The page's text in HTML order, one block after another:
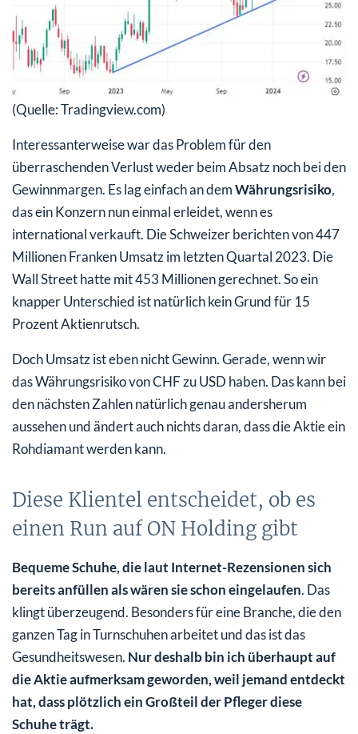
(Quelle: Tradingview.com)
Interessanterweise war das Problem für den
überraschenden Verlust weder beim Absatz noch bei den
Gewinnmargen. Es lag einfach an demWährungsrisiko,
das ein Konzern nun einmal erleidet, wenn es
international verkauft. Die Schweizer berichten von 447
Millionen Franken Umsatz im letzten Quartal 2023. Die
Wall Street hatte mit 453 Millionen gerechnet. So ein
knapper Unterschied ist natürlich kein Grund für 15
Prozent Aktienrutsch.
Doch Umsatz ist eben nicht Gewinn. Gerade, wenn wir
das Währungsrisiko von CHF zu USD haben. Das kann bei
den nächsten Zahlen natürlich genau andersherum
aussehen und ändert auch nichts daran, dass die Aktie ein
Rohdiamant werden kann.
Diese Klientel entscheidet, ob es
einen Run auf ON Holding gibt
Bequeme Schuhe, die laut Internet-Rezensionen sich
bereits anfüllen als wären sie schon eingelaufen. Das
klingt überzeugend. Besonders für eine Branche, die den
ganzen Tag in Turnschuhen arbeitet und das ist das
Gesundheitswesen. Nur deshalb bin ich überhaupt auf
die Aktie aufmerksam geworden, weil jemand entdeckt
hat, dass plötzlich ein Großteil der Pfleger diese
Schuhe trägt.